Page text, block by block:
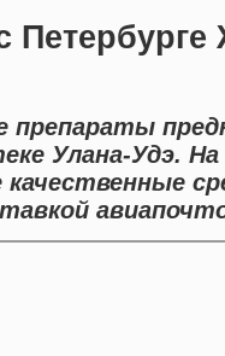
Петербурге
Улана-Удэ.